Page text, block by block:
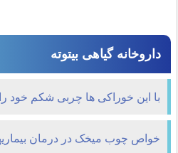
داروخانه گیاهی بیتوته
با این خوراکی ها چربی شکم خود
خواص چوب میخک در درمان